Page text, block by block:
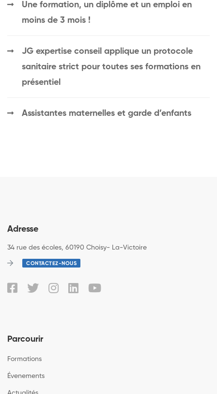
Une formation, un diplôme et un emploi en
moins de 3 mois !
JG expertise conseil applique un protocole
sanitaire strict pour toutes ses formations en
présentiel
Assistantes maternelles et garde d’enfants
Adresse
34 rue des écoles, 60190 Choisy- La-Victoire
CONTACTEZ-NOUS
Parcourir
Formations
Évenements